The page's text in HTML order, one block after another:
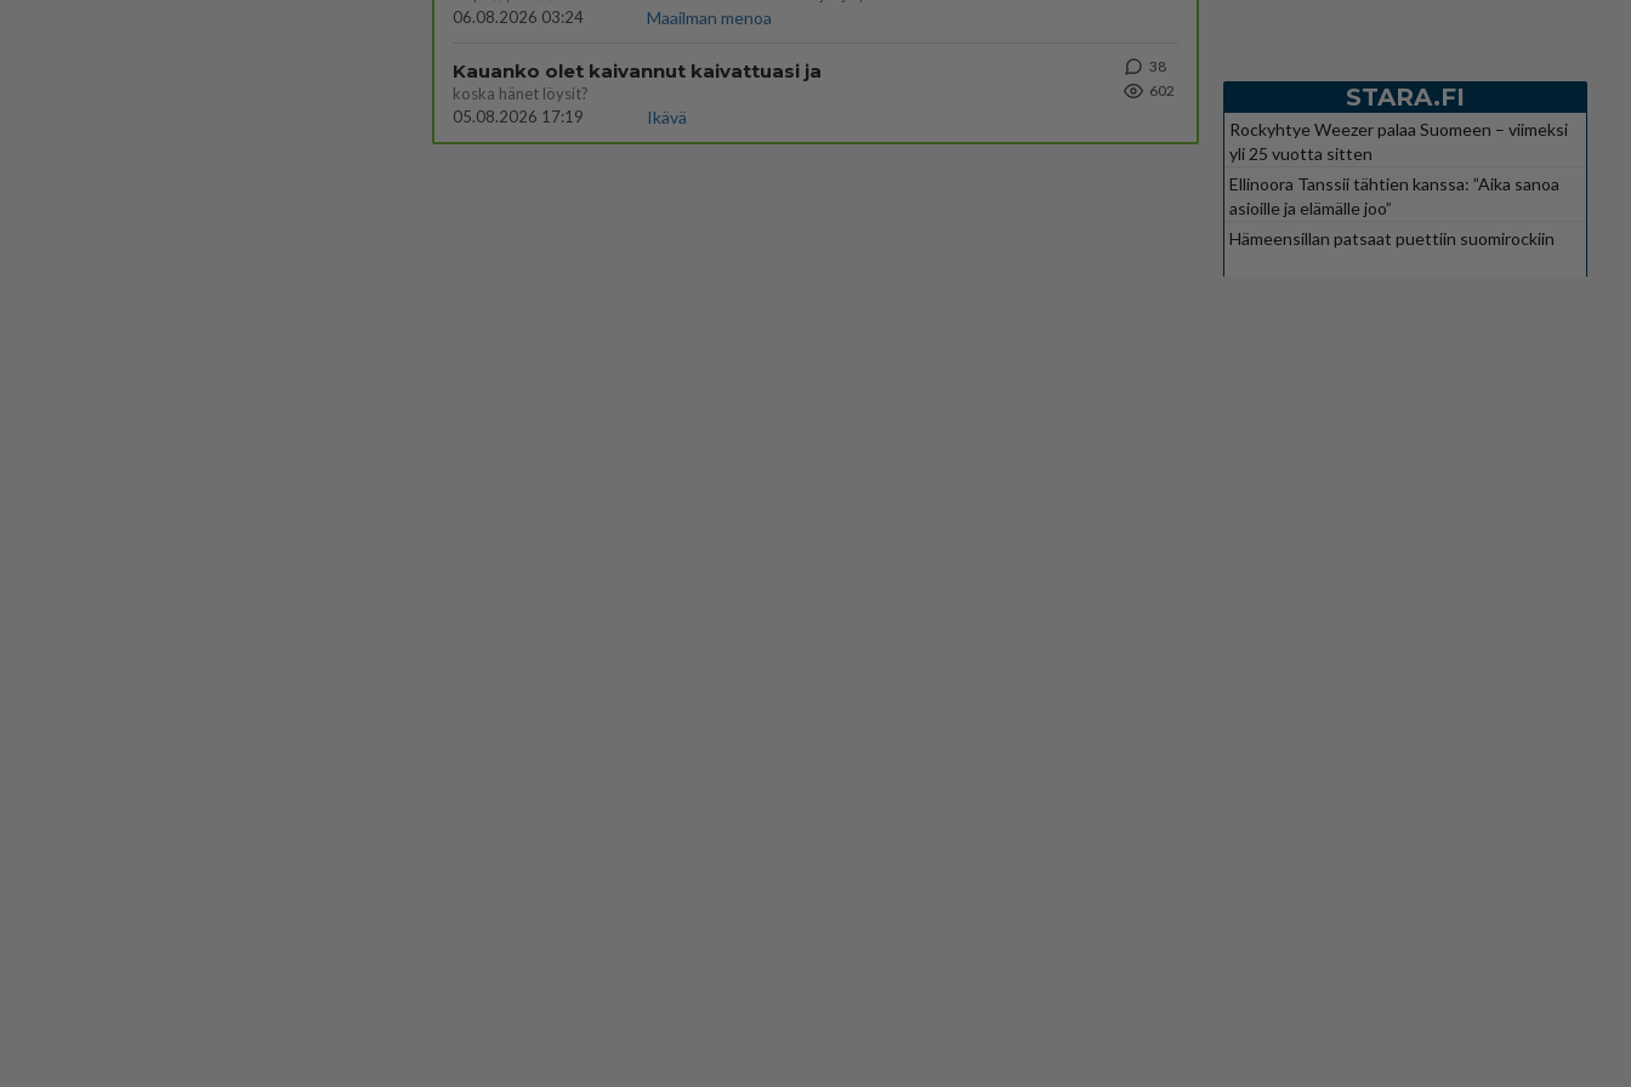
06.08.2026 03:24
Maailman menoa
Kauanko olet kaivannut kaivattuasi ja
koska hänet löysit?
05.08.2026 17:19
Ikävä
38
602
STARA.FI
Rockyhtye Weezer palaa Suomeen – viimeksi
yli 25 vuotta sitten
Ellinoora Tanssii tähtien kanssa: ”Aika sanoa
asioille ja elämälle joo”
Hämeensillan patsaat puettiin suomirockiin